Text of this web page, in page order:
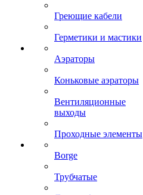
Греющие кабели
Герметики и мастики
Аэраторы
Коньковые аэраторы
Вентиляционные
выходы
Проходные элементы
Borge
Трубчатые